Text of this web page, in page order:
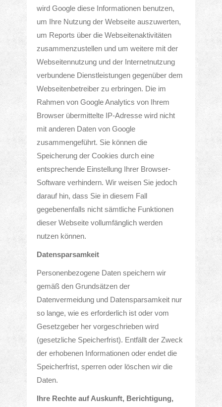
wird Google diese Informationen benutzen,
um Ihre Nutzung der Webseite auszuwerten,
um Reports über die Webseitenaktivitäten
zusammenzustellen und um weitere mit der
Webseitennutzung und der Internetnutzung
verbundene Dienstleistungen gegenüber dem
Webseitenbetreiber zu erbringen. Die im
Rahmen von Google Analytics von Ihrem
Browser übermittelte IP-Adresse wird nicht
mit anderen Daten von Google
zusammengeführt. Sie können die
Speicherung der Cookies durch eine
entsprechende Einstellung Ihrer Browser-
Software verhindern. Wir weisen Sie jedoch
darauf hin, dass Sie in diesem Fall
gegebenenfalls nicht sämtliche Funktionen
dieser Webseite vollumfänglich werden
nutzen können.
Datensparsamkeit
Personenbezogene Daten speichern wir
gemäß den Grundsätzen der
Datenvermeidung und Datensparsamkeit nur
so lange, wie es erforderlich ist oder vom
Gesetzgeber her vorgeschrieben wird
(gesetzliche Speicherfrist). Entfällt der Zweck
der erhobenen Informationen oder endet die
Speicherfrist, sperren oder löschen wir die
Daten.
Ihre Rechte auf Auskunft, Berichtigung,